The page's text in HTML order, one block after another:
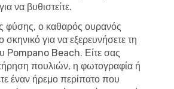
να βυθιστείτε.
φύσης, ο καθαρός ουρανός
σκηνικό για να εξερευνήσετε τη
Pompano Beach. Είτε σας
πουλιών, η φωτογραφία ή
έναν ήρεμο περίπατο που